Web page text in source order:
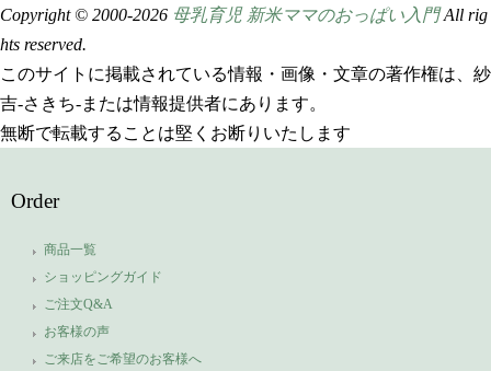
Copyright © 2000-2026 母乳育児 新米ママのおっぱい入門All rig
hts reserved.
このサイトに掲載されている情報・画像・文章の著作権は、紗
吉-さきち-または情報提供者にあります。
無断で転載することは堅くお断りいたします
Order
商品一覧
ショッピングガイド
ご注文Q&A
お客様の声
ご来店をご希望のお客様へ